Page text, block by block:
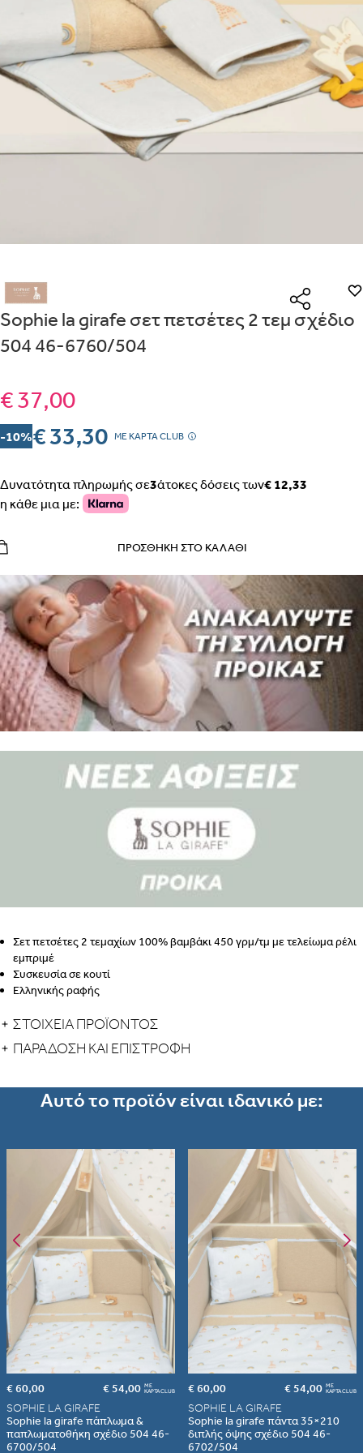
Sophie la girafe σετ πετσέτες 2 τεμ σχέδιο
504 46-6760/504
€ 37,00
-10%€ 33,30 MΕ ΚΑΡΤΑ CLUB
Δυνατότητα πληρωμής σε3άτοκες δόσεις των€ 12,33
η κάθε μια με:
ΠΡΟΣΘΉΚΗ ΣΤΟ ΚΑΛΆΘΙ
Σετ πετσέτες 2 τεμαχίων 100% βαμβάκι 450 γρμ/τμ με τελείωμα ρέλι
εμπριμέ
Συσκευσία σε κουτί
Ελληνικής ραφής
ΣΤΟΙΧΕΙΑ ΠΡΟΪΟΝΤΟΣ
ΠΑΡΆΔΟΣΗ ΚΑΙ ΕΠΙΣΤΡΟΦΉ
Αυτό το προϊόν είναι ιδανικό με:
€ 60,00 € 54,00 ME
ΚΑΡΤΑ CLUB
SOPHIE LA GIRAFE
Sophie la girafe πάπλωμα &
παπλωματοθήκη σχέδιο 504 46-
6700/504
€ 60,00 € 54,00 ME
ΚΑΡΤΑ CLUB
SOPHIE LA GIRAFE
Sophie la girafe πάντα 35×210
διπλής όψης σχέδιο 504 46-
6702/504
Albania Armenia
Portugal Romania
Με την προσφοράθα λάβεις δωρεάν το είδος με τη
χαμηλότερη τιμή αν αγοράσεις τουλάχιστον
Με την προσφορά
κερδίζεις έκπτωσηστο καλάθι, αν
αγοράσεις τουλάχιστον
με την ειδική σήμανση.
Είναι για δώρο;
Λεπτομέρειες που θα ήθελες να γνωρίζουμε για το δώρο σου